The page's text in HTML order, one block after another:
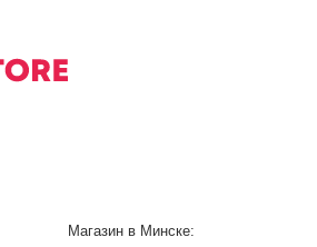
Магазин в Минске: